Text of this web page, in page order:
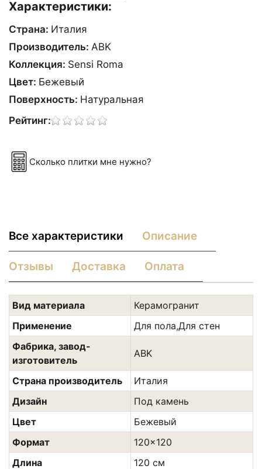
Характеристики:
Страна: Италия
Производитель: ABK
Коллекция: Sensi Roma
Цвет: Бежевый
Поверхность: Натуральная
Рейтинг:
Сколько плитки мне нужно?
Все характеристики Описание
Отзывы Доставка Оплата
Вид материала
Керамогранит
Применение
Для пола,Для стен
Фабрика, завод-
изготовитель
ABK
Страна производитель
Италия
Дизайн
Под камень
Цвет
Бежевый
Формат
120x120
Длина
120 см